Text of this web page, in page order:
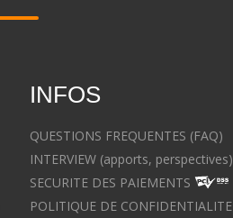
INFOS
QUESTIONS FREQUENTES (FAQ)
INTERVIEW (apports, perspectives)
SECURITE DES PAIEMENTS
POLITIQUE DE CONFIDENTIALITE